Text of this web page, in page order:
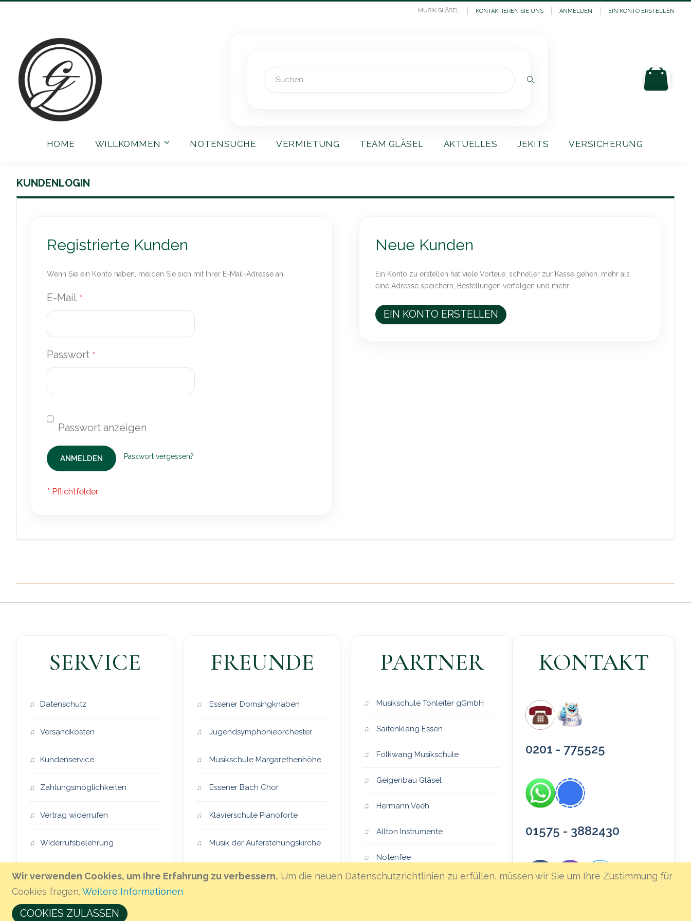
Wir verwenden Cookies, um Ihre Erfahrung zu verbessern. Um die neuen Datenschutzrichtlinien zu erfüllen, müssen wir Sie um Ihre Zustimmung für
Cookies fragen. Weitere Informationen
COOKIES ZULASSEN
MUSIK GLÄSEL KONTAKTIEREN SIE UNS ANMELDEN EIN KONTO ERSTELLEN
Suche
HOME WILLKOMMEN NOTENSUCHE VERMIETUNG TEAM GLÄSEL AKTUELLES JEKITS VERSICHERUNG
KUNDENLOGIN
Registrierte Kunden
Wenn Sie ein Konto haben, melden Sie sich mit Ihrer E-Mail-Adresse an.
E-Mail
Passwort
ANMELDEN Passwort vergessen?
Neue Kunden
Ein Konto zu erstellen hat viele Vorteile: schneller zur Kasse gehen, mehr als
eine Adresse speichern, Bestellungen verfolgen und mehr.
EIN KONTO ERSTELLEN
SERVICE
Datenschutz
Versandkosten
Kundenservice
Zahlungsmöglichkeiten
Vertrag widerrufen
Widerrufsbelehrung
Impressum
FREUNDE
Essener Domsingknaben
Jugendsymphonieorchester
Musikschule Margarethenhöhe
Essener Bach Chor
Klavierschule Pianoforte
Musik der Auferstehungskirche
Essener Vocalensemble
PARTNER
Musikschule Tonleiter gGmbH
Saitenklang Essen
Folkwang Musikschule
Geigenbau Gläsel
Hermann Veeh
Allton Instrumente
Notenfee
KONTAKT
0201 - 775525
01575 - 3882430